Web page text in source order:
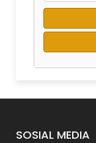
SOSIAL MEDIA